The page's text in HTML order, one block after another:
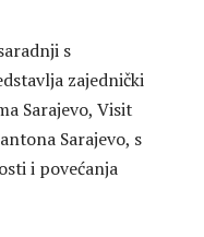
s
zajednički
Sarajevo, Visit
Sarajevo, s
i povećanja